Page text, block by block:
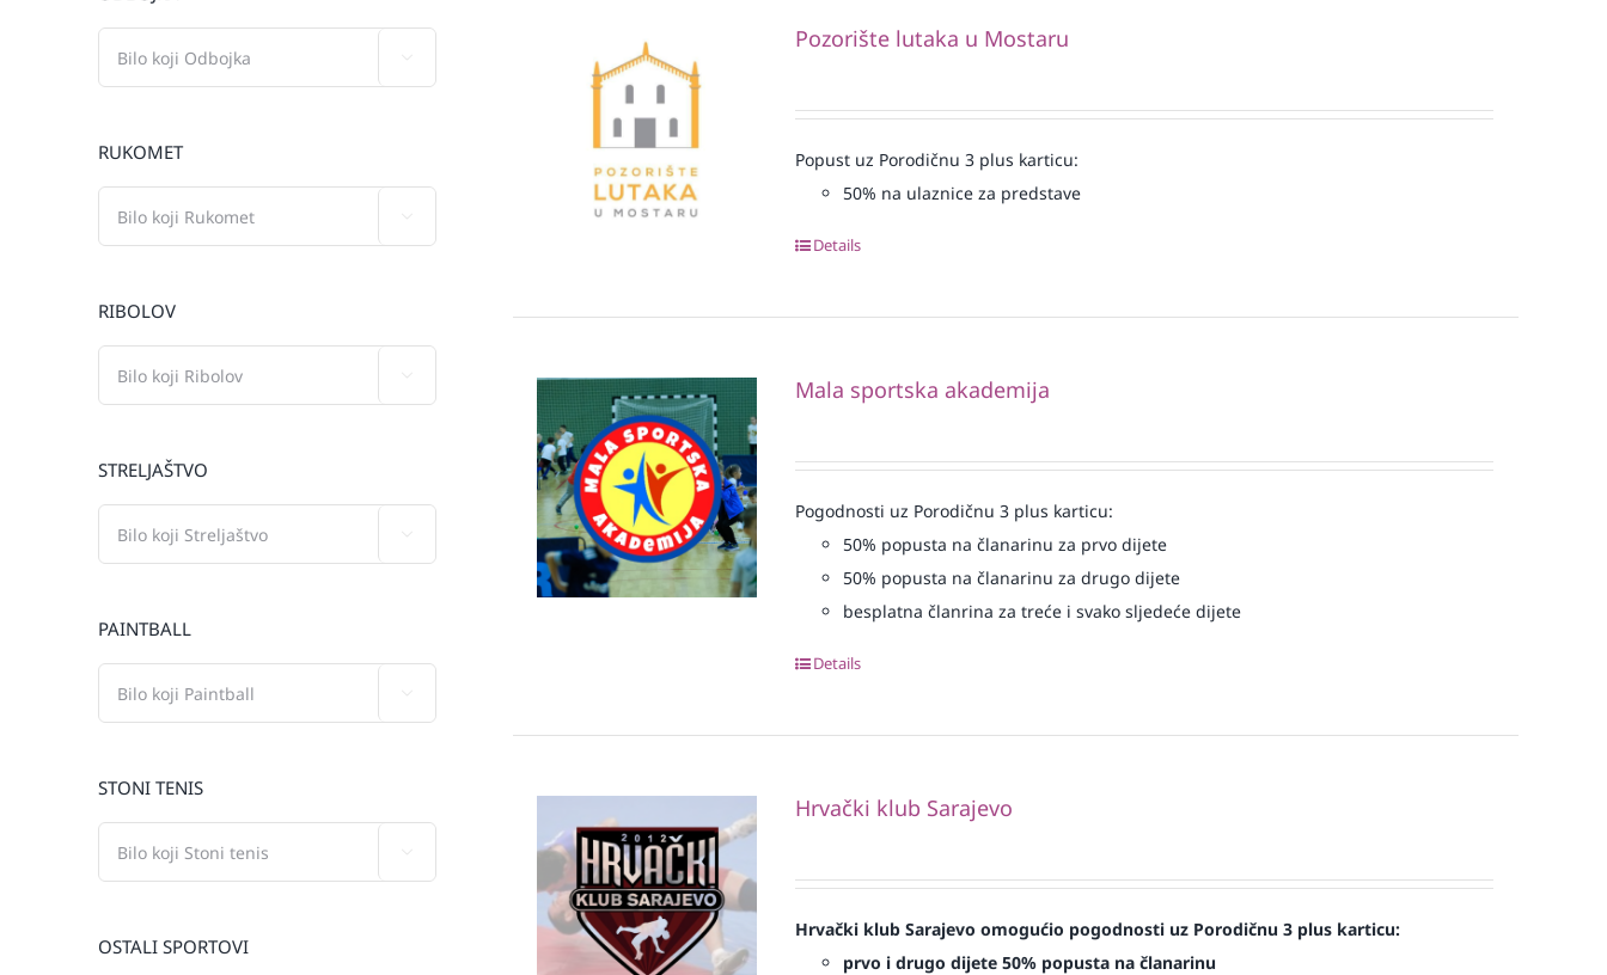
Pozorište lutaka u Mostaru
Popust uz Porodičnu 3 plus karticu:
50% na ulaznice za predstave
Details
Mala sportska akademija
Pogodnosti uz Porodičnu 3 plus karticu:
50% popusta na članarinu za prvo dijete
50% popusta na članarinu za drugo dijete
besplatna članrina za treće i svako sljedeće dijete
Details
Hrvački klub Sarajevo
Hrvački klub Sarajevo omogućio pogodnosti uz Porodičnu 3 plus karticu:
prvo i drugo dijete 50% popusta na članarinu
RUKOMET
RIBOLOV
STRELJAŠTVO
PAINTBALL
STONI TENIS
OSTALI SPORTOVI